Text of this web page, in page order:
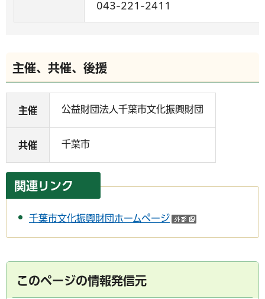
043-221-2411
主催、共催、後援
主催 公益財団法人千葉市文化振興財団
共催 千葉市
関連リンク
千葉市文化振興財団ホームページ
このページの情報発信元